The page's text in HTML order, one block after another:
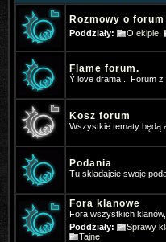
Rozmowy o forum
Poddziały: O ekipie
Flame forum.
Ý love drama... Forum z
Kosz forum
Wszystkie tematy będą
Podania
Tu składajcie swoje
Fora klanowe
Fora wszystkich
Poddziały:
Sprawy
Tajne
Ja tez
*Hangman-
Vey- 2026-